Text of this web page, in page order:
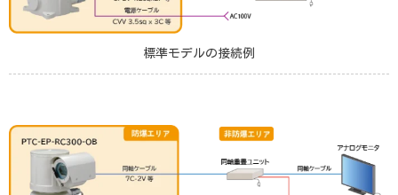
標準モデルの接続例